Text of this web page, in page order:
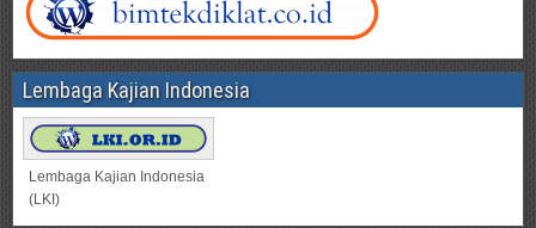
Lembaga Kajian Indonesia
Lembaga Kajian Indonesia
(LKI)